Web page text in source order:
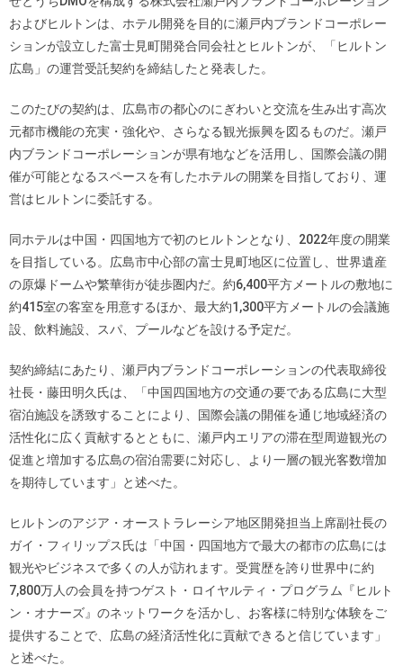
およびヒルトンは、ホテル開発を目的に瀬戸内ブランドコーポレー
ションが設立した富士見町開発合同会社とヒルトンが、「ヒルトン
広島」の運営受託契約を締結したと発表した。
このたびの契約は、広島市の都心のにぎわいと交流を生み出す高次
元都市機能の充実・強化や、さらなる観光振興を図るものだ。瀬戸
内ブランドコーポレーションが県有地などを活用し、国際会議の開
催が可能となるスペースを有したホテルの開業を目指しており、運
営はヒルトンに委託する。
同ホテルは中国・四国地方で初のヒルトンとなり、2022年度の開業
を目指している。広島市中心部の富士見町地区に位置し、世界遺産
の原爆ドームや繁華街が徒歩圏内だ。約6,400平方メートルの敷地に
約415室の客室を用意するほか、最大約1,300平方メートルの会議施
設、飲料施設、スパ、プールなどを設ける予定だ。
契約締結にあたり、瀬戸内ブランドコーポレーションの代表取締役
社長・藤田明久氏は、「中国四国地方の交通の要である広島に大型
宿泊施設を誘致することにより、国際会議の開催を通じ地域経済の
活性化に広く貢献するとともに、瀬戸内エリアの滞在型周遊観光の
促進と増加する広島の宿泊需要に対応し、より一層の観光客数増加
を期待しています」と述べた。
ヒルトンのアジア・オーストラレーシア地区開発担当上席副社長の
ガイ・フィリップス氏は「中国・四国地方で最大の都市の広島には
観光やビジネスで多くの人が訪れます。受賞歴を誇り世界中に約
7,800万人の会員を持つゲスト・ロイヤルティ・プログラム『ヒルト
ン・オナーズ』のネットワークを活かし、お客様に特別な体験をご
提供することで、広島の経済活性化に貢献できると信じています」
と述べた。